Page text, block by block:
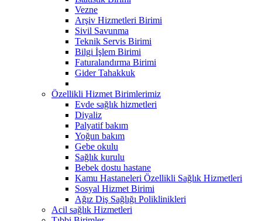
Vezne
Arşiv Hizmetleri Birimi
Sivil Savunma
Teknik Servis Birimi
Bilgi İşlem Birimi
Faturalandırma Birimi
Gider Tahakkuk
Özellikli Hizmet Birimlerimiz
Evde sağlık hizmetleri
Diyaliz
Palyatif bakım
Yoğun bakım
Gebe okulu
Sağlık kurulu
Bebek dostu hastane
Kamu Hastaneleri Özellikli Sağlık Hizmetleri
Sosyal Hizmet Birimi
Ağız Diş Sağlığı Poliklinikleri
Acil sağlık Hizmetleri